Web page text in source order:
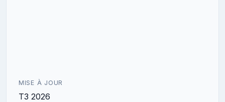
MISE À JOUR
T3 2026